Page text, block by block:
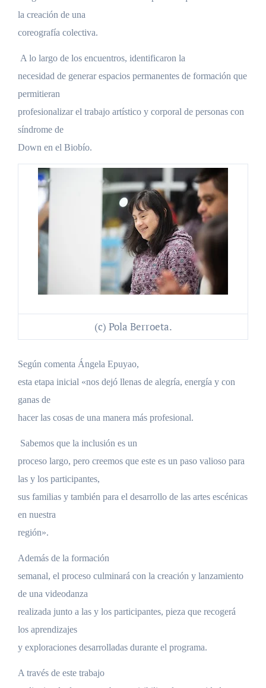
la creación de una
coreografía colectiva.
A lo largo de los encuentros, identificaron la
necesidad de generar espacios permanentes de formación que
permitieran
profesionalizar el trabajo artístico y corporal de personas con
síndrome de
Down en el Biobío.
(c) Pola Berroeta.
Según comenta Ángela Epuyao,
esta etapa inicial «nos dejó llenas de alegría, energía y con
ganas de
hacer las cosas de una manera más profesional.
Sabemos que la inclusión es un
proceso largo, pero creemos que este es un paso valioso para
las y los participantes,
sus familias y también para el desarrollo de las artes escénicas
en nuestra
región».
Además de la formación
semanal, el proceso culminará con la creación y lanzamiento
de una videodanza
realizada junto a las y los participantes, pieza que recogerá
los aprendizajes
y exploraciones desarrolladas durante el programa.
A través de este trabajo